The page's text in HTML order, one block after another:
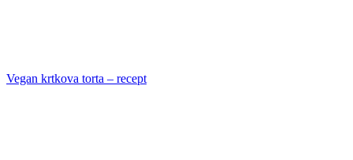
Vegan krtkova torta – recept